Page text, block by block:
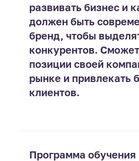
развивать бизнес и
должен быть
бренд, чтобы
конкурентов.
позиции своей
рынке и привлекать
клиентов.
Программа обучения